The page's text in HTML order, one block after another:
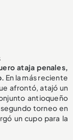
ataja penales,
En la más reciente
afrontó, atajó un
antioqueño
torneo en
un cupo para la